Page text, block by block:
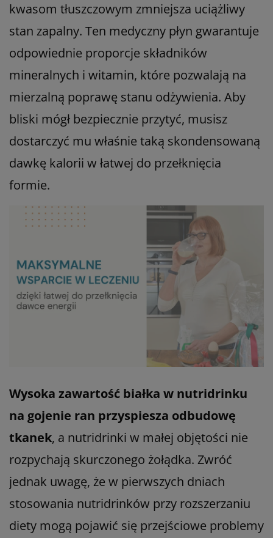
kwasom tłuszczowym zmniejsza uciążliwy
stan zapalny. Ten medyczny płyn gwarantuje
odpowiednie proporcje składników
mineralnych i witamin, które pozwalają na
mierzalną poprawę stanu odżywienia. Aby
bliski mógł bezpiecznie przytyć, musisz
dostarczyć mu właśnie taką skondensowaną
dawkę kalorii w łatwej do przełknięcia
formie.
Wysoka zawartość białka w nutridrinku
na gojenie ran przyspiesza odbudowę
tkanek, a nutridrinki w małej objętości nie
rozpychają skurczonego żołądka. Zwróć
jednak uwagę, że w pierwszych dniach
stosowania nutridrinków przy rozszerzaniu
diety mogą pojawić się przejściowe problemy